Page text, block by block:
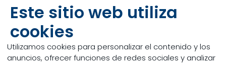
Este sitio web utiliza
cookies
Utilizamos cookies para personalizar el contenido y los
anuncios, ofrecer funciones de redes sociales y analizar
0 of 0 Resultados mostrados
0 Resultados
encontrados para